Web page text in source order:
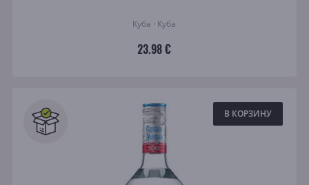
Куба · Куба
23.98 €
В КОРЗИНУ